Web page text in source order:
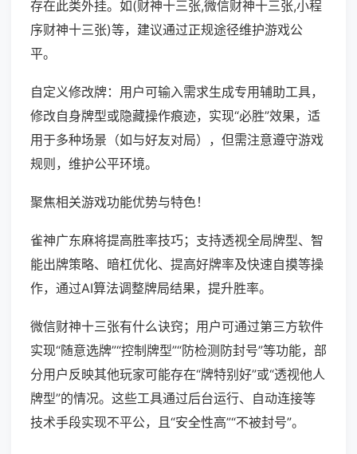
存在此类外挂。如(财神十三张,微信财神十三张,小程
序财神十三张)等，建议通过正规途径维护游戏公
平。
自定义修改牌：用户可输入需求生成专用辅助工具，
修改自身牌型或隐藏操作痕迹，实现“必胜”效果，适
用于多种场景（如与好友对局），但需注意遵守游戏
规则，维护公平环境。
聚焦相关游戏功能优势与特色！
雀神广东麻将提高胜率技巧；支持透视全局牌型、智
能出牌策略、暗杠优化、提高好牌率及快速自摸等操
作，通过AI算法调整牌局结果，提升胜率。
微信财神十三张有什么诀窍；用户可通过第三方软件
实现“随意选牌”“控制牌型”“防检测防封号”等功能，部
分用户反映其他玩家可能存在“牌特别好”或“透视他人
牌型”的情况。这些工具通过后台运行、自动连接等
技术手段实现不平公，且“安全性高”“不被封号”。